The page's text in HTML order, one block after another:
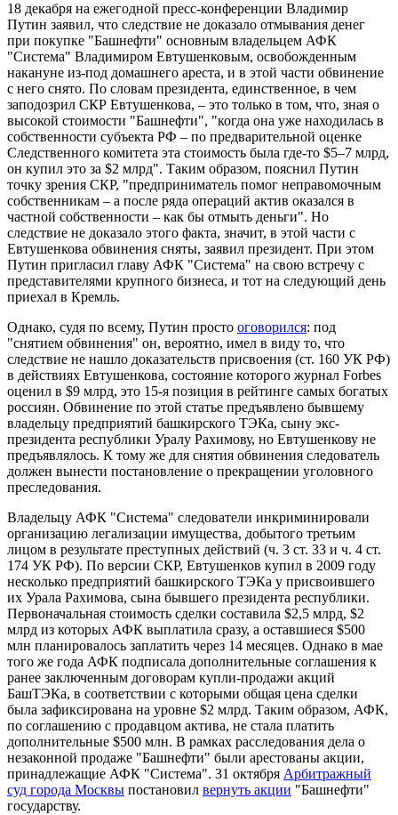
18 декабря на ежегодной пресс-конференции Владимир
Путин заявил, что следствие не доказало отмывания денег
при покупке "Башнефти" основным владельцем АФК
"Система" Владимиром Евтушенковым, освобожденным
накануне из-под домашнего ареста, и в этой части обвинение
с него снято. По словам президента, единственное, в чем
заподозрил СКР Евтушенкова, – это только в том, что, зная о
высокой стоимости "Башнефти", "когда она уже находилась в
собственности субъекта РФ – по предварительной оценке
Следственного комитета эта стоимость была где-то $5–7 млрд,
он купил это за $2 млрд". Таким образом, пояснил Путин
точку зрения СКР, "предприниматель помог неправомочным
собственникам – а после ряда операций актив оказался в
частной собственности – как бы отмыть деньги". Но
следствие не доказало этого факта, значит, в этой части с
Евтушенкова обвинения сняты, заявил президент. При этом
Путин пригласил главу АФК "Система" на свою встречу с
представителями крупного бизнеса, и тот на следующий день
приехал в Кремль.
Однако, судя по всему, Путин просто оговорился: под
"снятием обвинения" он, вероятно, имел в виду то, что
следствие не нашло доказательств присвоения (ст. 160 УК РФ)
в действиях Евтушенкова, состояние которого журнал Forbes
оценил в $9 млрд, это 15-я позиция в рейтинге самых богатых
россиян. Обвинение по этой статье предъявлено бывшему
владельцу предприятий башкирского ТЭКа, сыну экс-
президента республики Уралу Рахимову, но Евтушенкову не
предъявлялось. К тому же для снятия обвинения следователь
должен вынести постановление о прекращении уголовного
преследования.
Владельцу АФК "Система" следователи инкриминировали
организацию легализации имущества, добытого третьим
лицом в результате преступных действий (ч. 3 ст. 33 и ч. 4 ст.
174 УК РФ). По версии СКР, Евтушенков купил в 2009 году
несколько предприятий башкирского ТЭКа у присвоившего
их Урала Рахимова, сына бывшего президента республики.
Первоначальная стоимость сделки составила $2,5 млрд, $2
млрд из которых АФК выплатила сразу, а оставшиеся $500
млн планировалось заплатить через 14 месяцев. Однако в мае
того же года АФК подписала дополнительные соглашения к
ранее заключенным договорам купли-продажи акций
БашТЭКа, в соответствии с которыми общая цена сделки
была зафиксирована на уровне $2 млрд. Таким образом, АФК,
по соглашению с продавцом актива, не стала платить
дополнительные $500 млн. В рамках расследования дела о
незаконной продаже "Башнефти" были арестованы акции,
принадлежащие АФК "Система". 31 октября Арбитражный
суд города Москвы постановил вернуть акции "Башнефти"
государству.